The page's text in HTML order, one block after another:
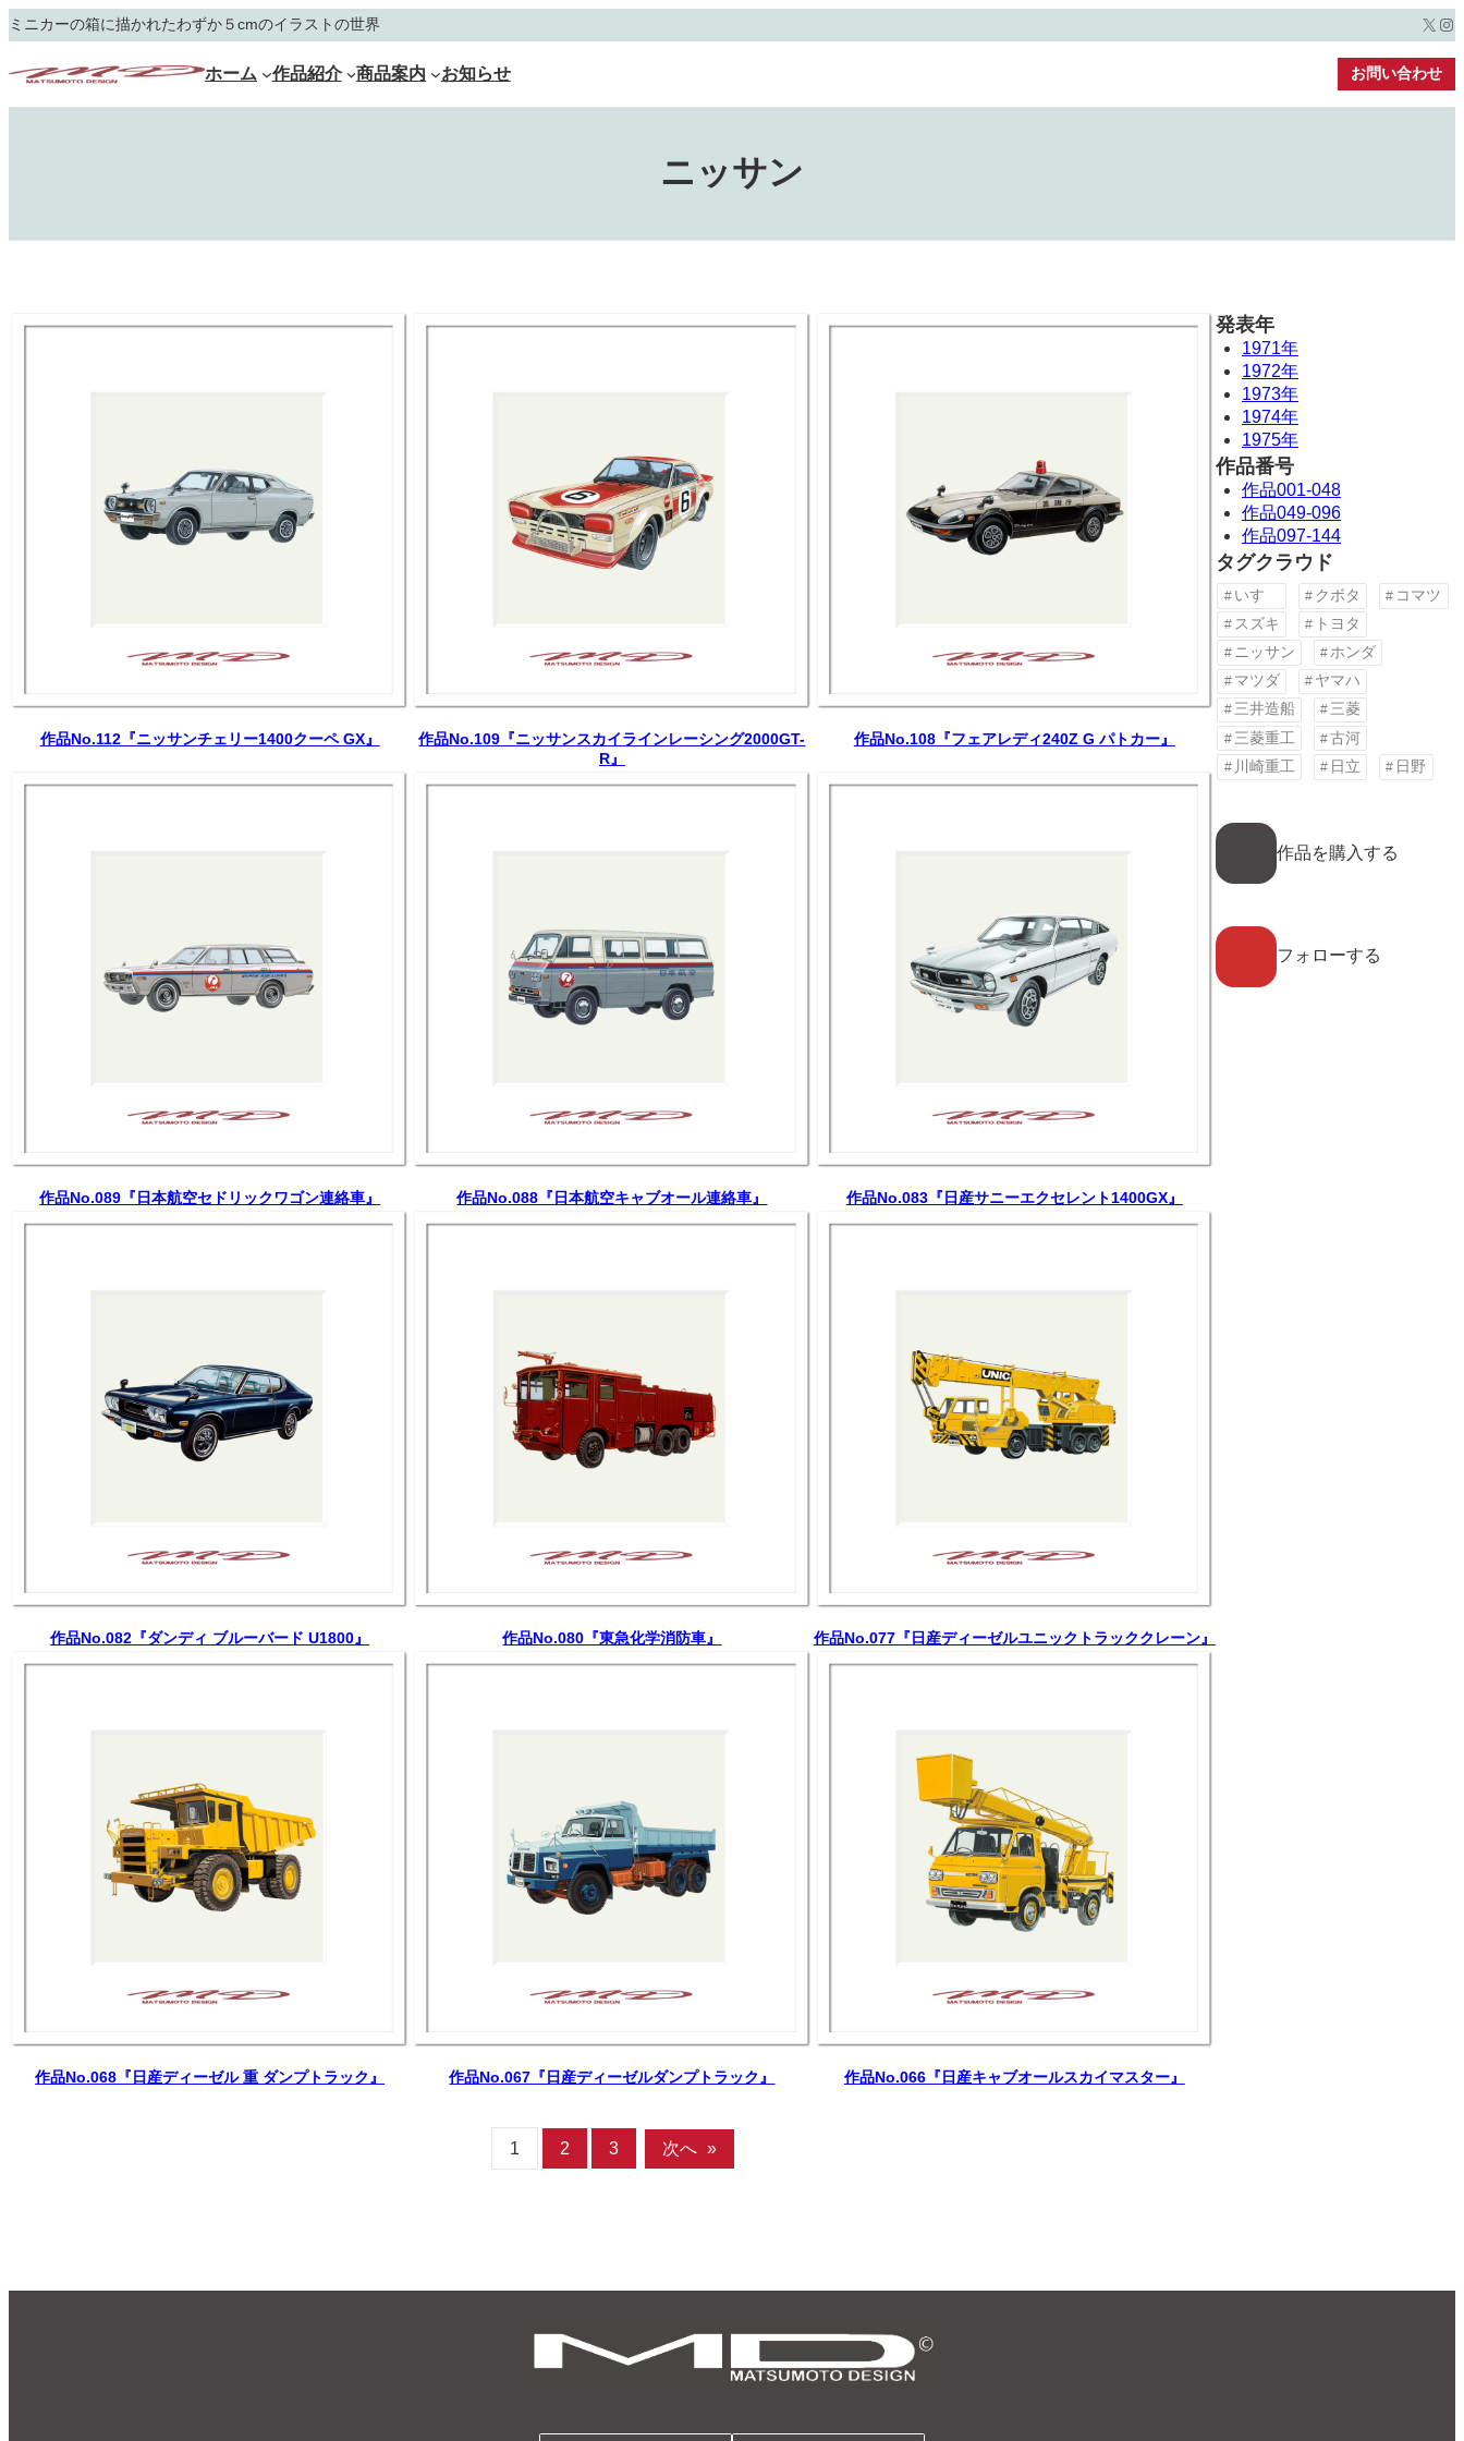
内
容
キ
ミニカーの箱に描かれたわずか５cmのイラストの世界 X
ホーム 作品紹介 商品案内 お知らせ お問い合わせ
ニッサン
作品No.112『ニッサンチェリー1400クーペ GX』
作品No.109『ニッサンスカイラインレーシング2000GT-
R』
作品No.108『フェアレディ240Z G パトカー』
作品No.089『日本航空セドリックワゴン連絡車』 作品No.088『日本航空キャブオール連絡車』 作品No.083『日産サニーエクセレント1400GX』
作品No.082『ダンディ ブルーバード U1800』 作品No.080『東急化学消防車』 作品No.077『日産ディーゼルユニックトラッククレーン』
作品No.068『日産ディーゼル 重 ダンプトラック』 作品No.067『日産ディーゼルダンプトラック』 作品No.066『日産キャブオールスカイマスター』
1 2 3 次へ »
発表年
1971年
1972年
1973年
1974年
1975年
作品番号
作品001-048
作品049-096
作品097-144
タグクラウド
いすゞ クボタ
コマツ
スズキ
トヨタ
ニッサン
ホンダ
マツダ
ヤマハ
三井造船
三菱
三菱重工
古河
川崎重工
日立 日野
ア
コ
ン
ク
作品を購入する
ア
コ
ン
フォローする